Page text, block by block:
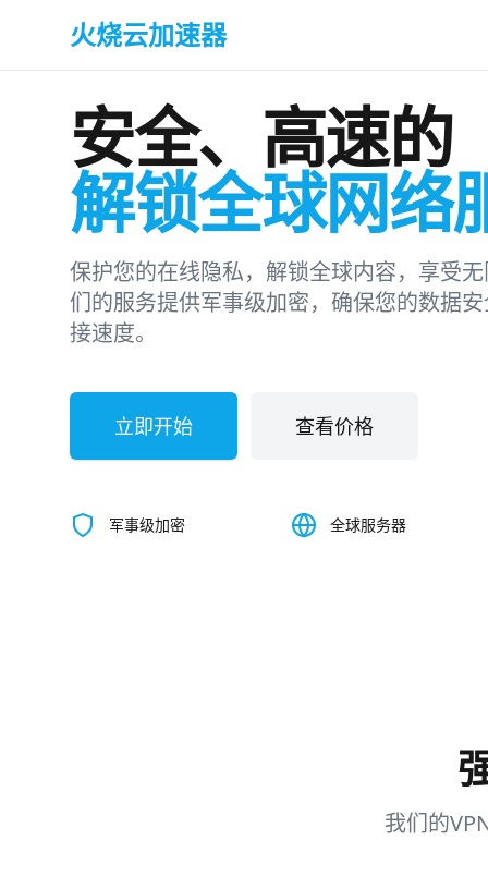
火烧云加速器
安全、高速的
解锁全球网络
保护您的在线隐私，解锁全球内容，享受
们的服务提供军事级加密，确保您的数据
接速度。
立即开始 查看价格
军事级加密 全球服务器
我们的